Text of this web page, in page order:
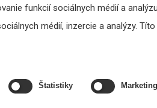
funkcií sociálnych médií a
médií, inzercie a analýzy.
Štatistiky Marketing